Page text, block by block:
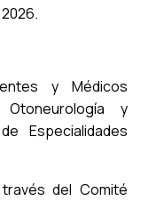
y Médicos
Otoneurología y
Especialidades
del Comité